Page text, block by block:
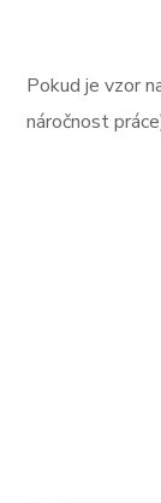
Pokud je vzor
náročnost